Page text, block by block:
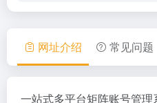
网址介绍 常见问题
一站式多平台矩阵账号管